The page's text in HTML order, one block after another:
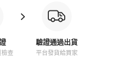
查
驗證通過出貨
平台發貨給買家